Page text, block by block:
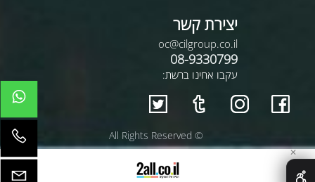
יצירת קשר
oc@cilgroup.co.il
08-9330799
עקבו אחינו ברשת:
© All Rights Reserved
✕